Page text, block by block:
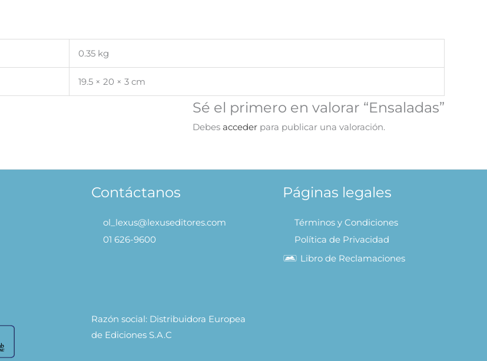
0.35 kg
19.5 × 20 × 3 cm
Sé el primero en valorar “Ensaladas”
Debes acceder para publicar una valoración.
Contáctanos
ol_lexus@lexuseditores.com
01 626-9600
Razón social: Distribuidora Europea
de Ediciones S.A.C
Páginas legales
Términos y Condiciones
Política de Privacidad
Libro de Reclamaciones